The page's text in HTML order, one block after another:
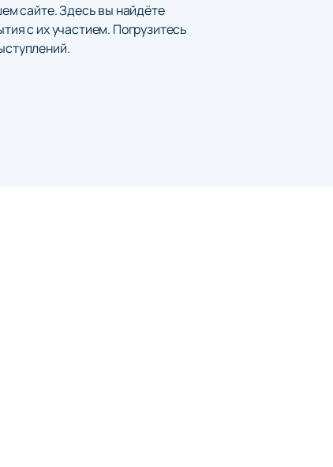
сайте. Здесь вы найдёте
с их участием. Погрузитесь